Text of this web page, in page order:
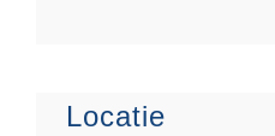
Locatie